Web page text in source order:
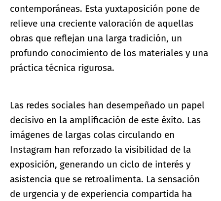
contemporáneas. Esta yuxtaposición pone de
relieve una creciente valoración de aquellas
obras que reflejan una larga tradición, un
profundo conocimiento de los materiales y una
práctica técnica rigurosa.
Las redes sociales han desempeñado un papel
decisivo en la amplificación de este éxito. Las
imágenes de largas colas circulando en
Instagram han reforzado la visibilidad de la
exposición, generando un ciclo de interés y
asistencia que se retroalimenta. La sensación
de urgencia y de experiencia compartida ha